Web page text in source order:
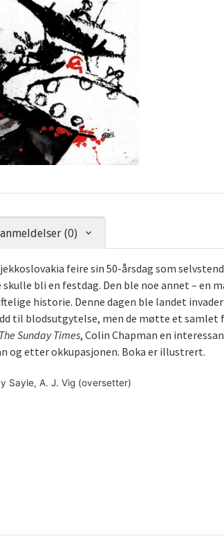
(0)
feire sin 50-årsdag som
bli en festdag. Den ble noe annet –
historie. Denne dagen ble landet
til blodsutgytelse, men de møtte et
The Sunday Times, Colin Chapman en
og etter okkupasjonen. Boka er illustrert.
Sayle, A. J. Vig (oversetter)